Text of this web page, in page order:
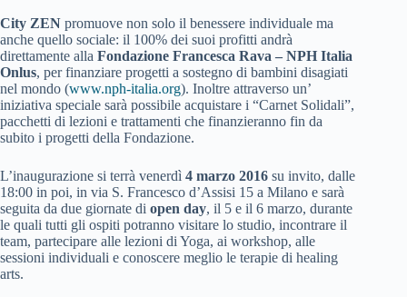
City ZEN promuove non solo il benessere individuale ma
anche quello sociale: il 100% dei suoi profitti andrà
direttamente alla Fondazione Francesca Rava – NPH Italia
Onlus, per finanziare progetti a sostegno di bambini disagiati
nel mondo (www.nph-italia.org). Inoltre attraverso un’
iniziativa speciale sarà possibile acquistare i “Carnet Solidali”,
pacchetti di lezioni e trattamenti che finanzieranno fin da
subito i progetti della Fondazione.
L’inaugurazione si terrà venerdì 4 marzo 2016 su invito, dalle
18:00 in poi, in via S. Francesco d’Assisi 15 a Milano e sarà
seguita da due giornate di open day, il 5 e il 6 marzo, durante
le quali tutti gli ospiti potranno visitare lo studio, incontrare il
team, partecipare alle lezioni di Yoga, ai workshop, alle
sessioni individuali e conoscere meglio le terapie di healing
arts.